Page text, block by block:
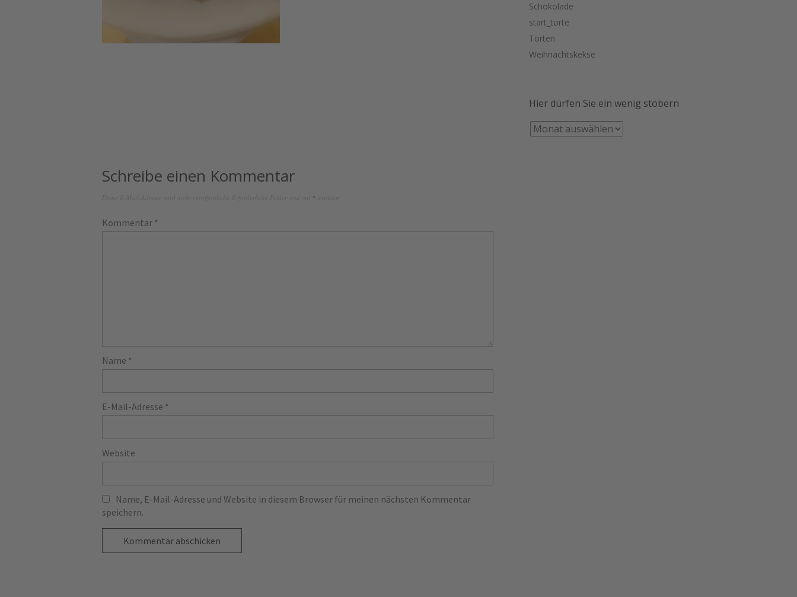
Schreibe einen Kommentar
*
Kommentar *
Name *
E-Mail-Adresse *
Website
Name, E-Mail-Adresse und Website in diesem Browser für meinen nächsten Kommentar
speichern.
Schokolade
start_torte
Torten
Weihnachtskekse
Hier dürfen Sie ein wenig stöbern